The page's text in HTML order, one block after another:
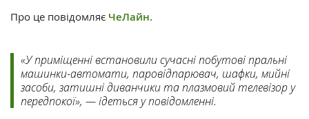
Про це повідомляє ЧеЛайн.
«У приміщенні встановили сучасні побутові пральні
машинки-автомати, паровідпарювач, шафки, мийні
засоби, затишні диванчики та плазмовий телевізор у
передпокої», — ідеться у повідомленні.